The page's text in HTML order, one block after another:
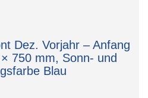
Dez. Vorjahr – Anfang
750 mm, Sonn- und
Blau